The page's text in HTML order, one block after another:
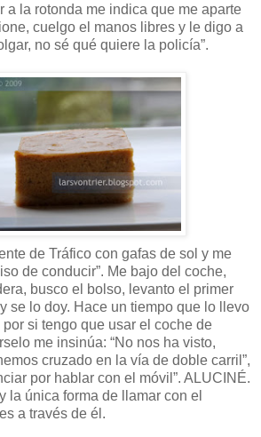
a la rotonda me indica que me aparte
cuelgo el manos libres y le digo a
no sé qué quiere la policía”.
de Tráfico con gafas de sol y me
de conducir”. Me bajo del coche,
busco el bolso, levanto el primer
se lo doy. Hace un tiempo que lo llevo
si tengo que usar el coche de
me insinúa: “No nos ha visto,
cruzado en la vía de doble carril”,
por hablar con el móvil”. ALUCINÉ.
la única forma de llamar con el
a través de él.